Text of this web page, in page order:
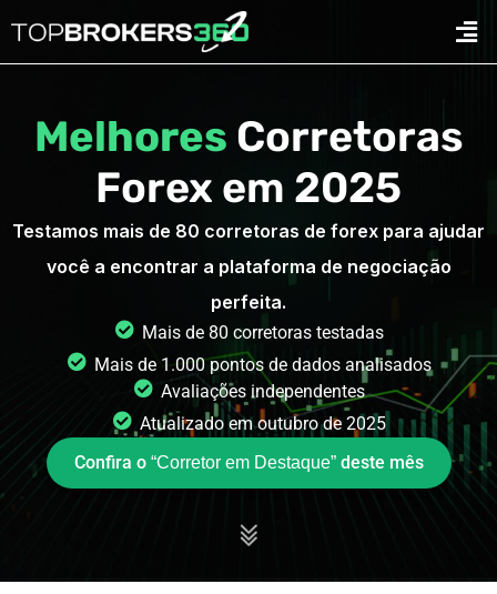
para
o
Melhores Corretoras
Forex em 2025
Testamos mais de 80 corretoras de forex para ajudar
você a encontrar a plataforma de negociação
perfeita.
Mais de 80 corretoras testadas
Mais de 1.000 pontos de dados analisados
Avaliações independentes
Atualizado em outubro de 2025
Confira o “Corretor em Destaque”deste mês